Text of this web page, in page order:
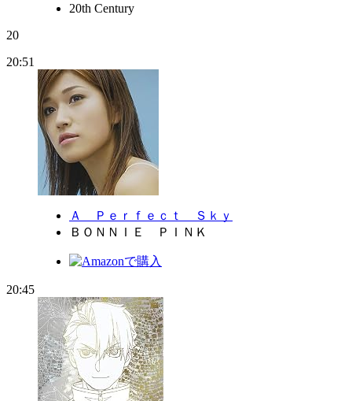
20th Century
20
20:51
Ａ Ｐｅｒｆｅｃｔ Ｓｋｙ
ＢＯＮＮＩＥ ＰＩＮＫ
20:45